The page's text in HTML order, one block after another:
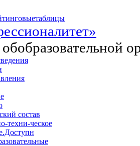
таблицы
образовательной
состав
техни-ческое